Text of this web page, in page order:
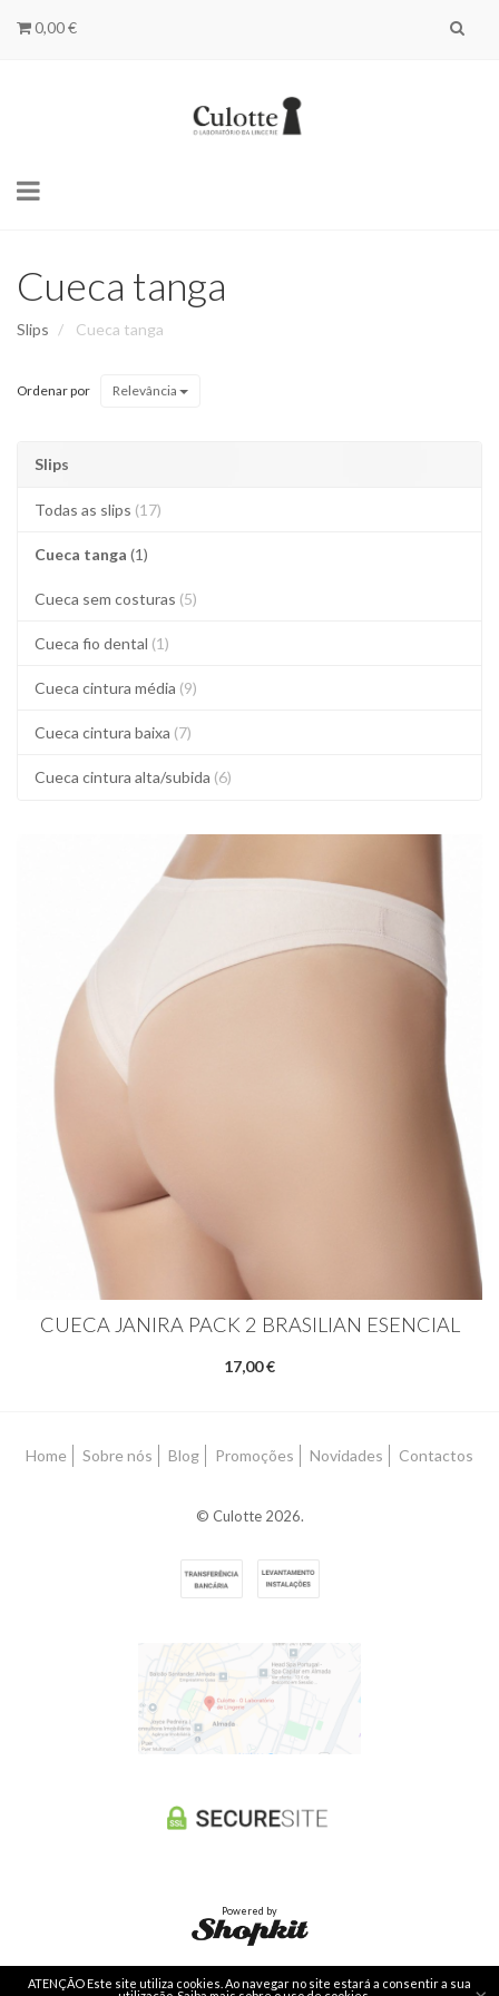
0,00 €
Toggle
Cueca tanga
Slips Cueca tanga
Ordenar por Relevância
Slips
Todas as slips (17)
Cueca tanga (1)
Cueca sem costuras (5)
Cueca fio dental (1)
Cueca cintura média (9)
Cueca cintura baixa (7)
Cueca cintura alta/subida (6)
CUECA JANIRA PACK 2 BRASILIAN ESENCIAL
17,00 €
Home Sobre nós Blog Promoções Novidades Contactos
© Culotte 2026.
Powered by
ATENÇÃO Este site utiliza cookies. Ao navegar no site estará a consentir a sua